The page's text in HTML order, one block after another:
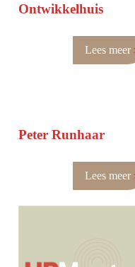
Ontwikkelhuis
Lees meer
Peter Runhaar
Lees meer